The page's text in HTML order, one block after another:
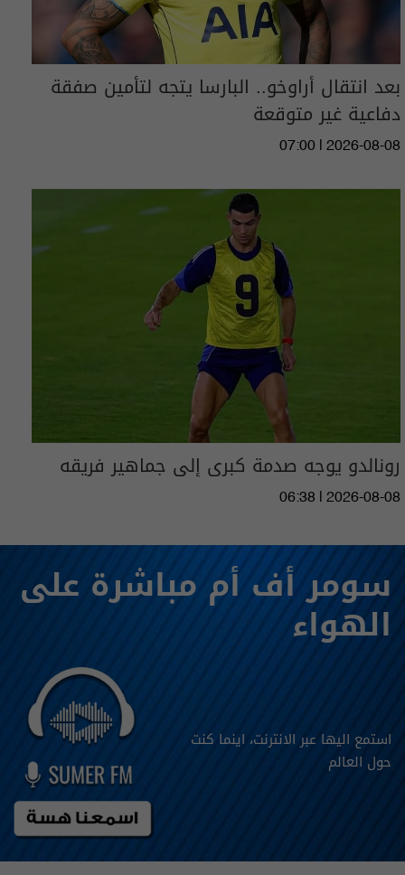
بعد انتقال أراوخو.. البارسا يتجه لتأمين صفقة
دفاعية غير متوقعة
07:00 | 2026-08-08
رونالدو يوجه صدمة كبرى إلى جماهير فريقه
06:38 | 2026-08-08
سومر أف أم مباشرة على
الهواء
استمع اليها عبر الانترنت، اينما كنت
حول العالم